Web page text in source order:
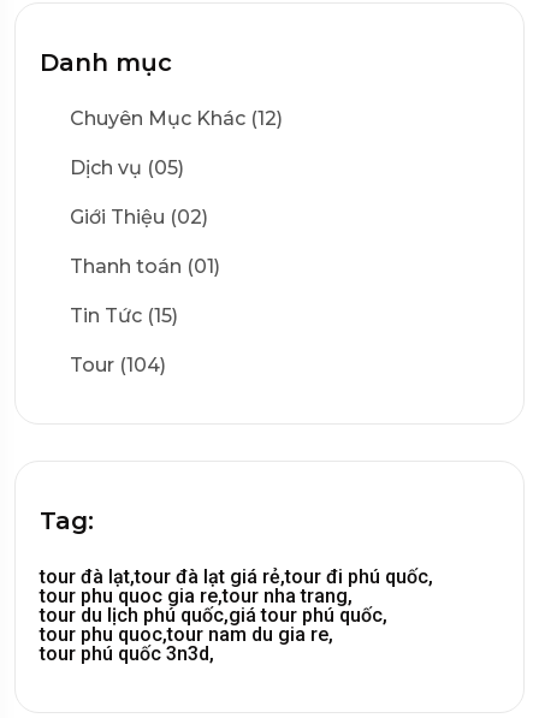
Danh mục
Chuyên Mục Khác (12)
Dịch vụ (05)
Giới Thiệu (02)
Thanh toán (01)
Tin Tức (15)
Tour (104)
Tag:
tour đà lạt,tour đà lạt giá rẻ,tour đi phú quốc,
tour phu quoc gia re,tour nha trang,
tour du lịch phú quốc,giá tour phú quốc,
tour phu quoc,tour nam du gia re,
tour phú quốc 3n3d,